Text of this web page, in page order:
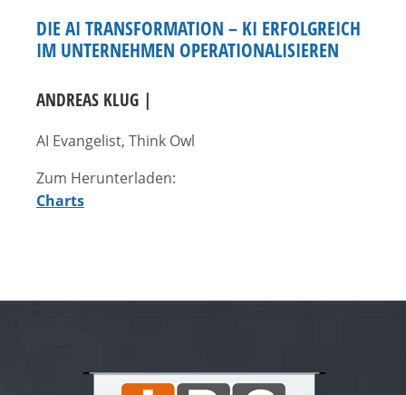
DIE AI TRANSFORMATION – KI ERFOLGREICH
IM UNTERNEHMEN OPERATIONALISIEREN
ANDREAS KLUG |
AI Evangelist, Think Owl
Zum Herunterladen:
Charts